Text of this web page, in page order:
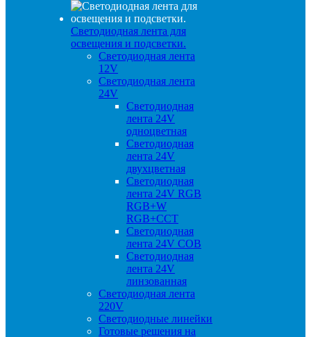
Светодиодная лента для
освещения и подсветки.
Светодиодная лента
12V
Светодиодная лента
24V
Светодиодная
лента 24V
одноцветная
Светодиодная
лента 24V
двухцветная
Светодиодная
лента 24V RGB
RGB+W
RGB+CCT
Светодиодная
лента 24V COB
Светодиодная
лента 24V
линзованная
Светодиодная лента
220V
Светодиодные линейки
Готовые решения на